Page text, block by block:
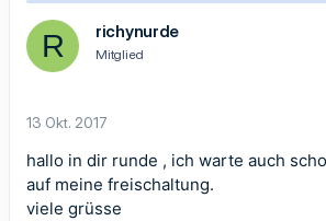
k
t
i
o
n
R richynurde
Mitglied
13 Okt. 2017
hallo in dir runde , ich warte auch
auf meine freischaltung.
viele grüsse